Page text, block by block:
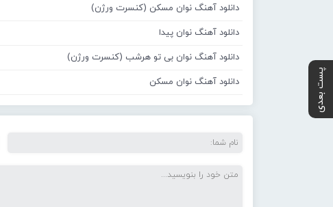
پست بعدی
دانلود آهنگ نوان مسکن (کنسرت ورژن)
دانلود آهنگ نوان پیدا
دانلود آهنگ نوان بی تو هرشب (کنسرت ورژن)
دانلود آهنگ نوان مسکن